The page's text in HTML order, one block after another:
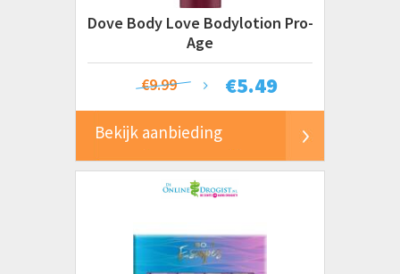
Dove Body Love Bodylotion Pro-
Age
€5.49
€9.99
Bekijk aanbieding